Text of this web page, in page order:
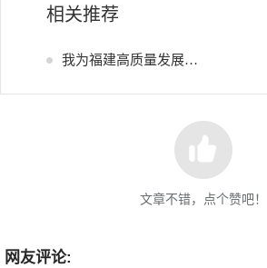
相关推荐
我为福建高质量发展献策
文章不错，点个赞吧！
网友评论: